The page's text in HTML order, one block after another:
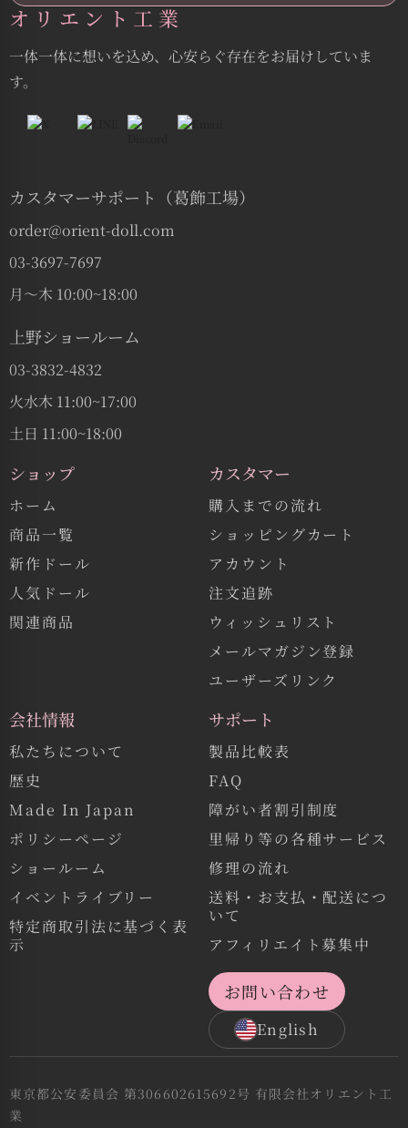
オリエント工業
一体一体に想いを込め、心安らぐ存在をお届けしていま
す。
カスタマーサポート（葛飾工場）
order@orient-doll.com
03-3697-7697
月〜木 10:00~18:00
上野ショールーム
03-3832-4832
火水木 11:00~17:00
土日 11:00~18:00
ショップ
ホーム
商品一覧
新作ドール
人気ドール
関連商品
カスタマー
購入までの流れ
ショッピングカート
アカウント
注文追跡
ウィッシュリスト
メールマガジン登録
ユーザーズリンク
会社情報
私たちについて
歴史
Made In Japan
ポリシーページ
ショールーム
イベントライブリー
特定商取引法に基づく表
示
サポート
製品比較表
FAQ
障がい者割引制度
里帰り等の各種サービス
修理の流れ
送料・お支払・配送につ
いて
アフィリエイト募集中
お問い合わせ
English
東京都公安委員会 第306602615692号 有限会社オリエント工
業